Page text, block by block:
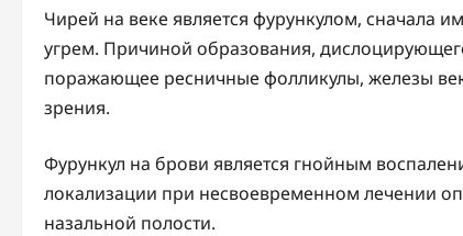
Чирей на веке является фурункулом, сначала
угрем. Причиной образования,
поражающее ресничные фолликулы, железы
зрения.
Фурункул на брови является гнойным
локализации при несвоевременном лечении
назальной полости.